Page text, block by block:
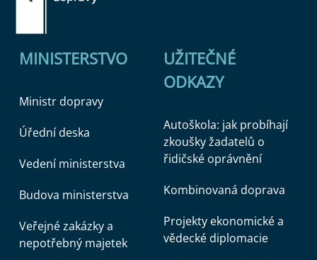
MINISTERSTVO
Ministr dopravy
Úřední deska
Vedení ministerstva
Budova ministerstva
Veřejné zakázky a
nepotřebný majetek
UŽITEČNÉ
ODKAZY
Autoškola: jak probíhají
zkoušky žadatelů o
řidičské oprávnění
Kombinovaná doprava
Projekty ekonomické a
vědecké diplomacie